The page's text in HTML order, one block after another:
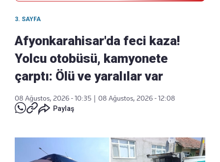
3. SAYFA
Afyonkarahisar'da feci kaza!
Yolcu otobüsü, kamyonete
çarptı: Ölü ve yaralılar var
08 Ağustos, 2026 - 10:35
08 Ağustos, 2026 - 12:08
Paylaş